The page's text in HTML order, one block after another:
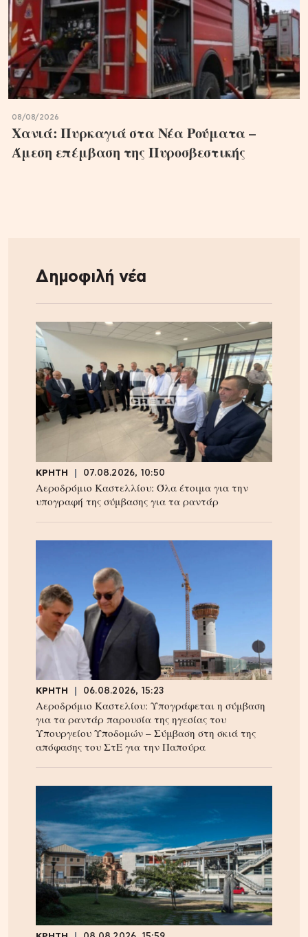
08/08/2026
Χανιά: Πυρκαγιά στα Νέα Ρούματα –
Άμεση επέμβαση της Πυροσβεστικής
Δημοφιλή νέα
ΚΡΗΤΗ 07.08.2026, 10:50
Αεροδρόμιο Καστελλίου: Όλα έτοιμα για την
υπογραφή της σύμβασης για τα ραντάρ
ΚΡΗΤΗ 06.08.2026, 15:23
Αεροδρόμιο Καστελίου: Υπογράφεται η σύμβαση
για τα ραντάρ παρουσία της ηγεσίας του
Υπουργείου Υποδομών – Σύμβαση στη σκιά της
απόφασης του ΣτΕ για την Παπούρα